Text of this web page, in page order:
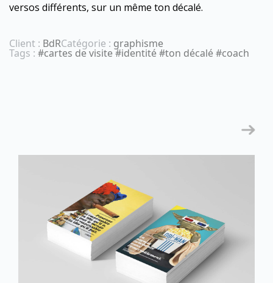
versos différents, sur un même ton décalé.
Client : BdRCatégorie : graphisme
Tags : #cartes de visite #identité #ton décalé #coach